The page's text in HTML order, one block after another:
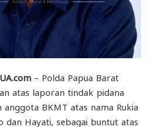
– Polda Papua Barat
atas laporan tindak pidana
BKMT atas nama Rukia
dan Hayati, sebagai buntut atas